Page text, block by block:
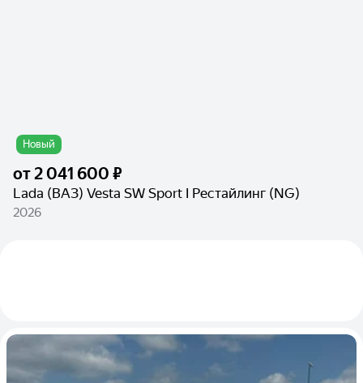
Новый
от2 041 600 ₽
Lada (ВАЗ) Vesta SW Sport I Рестайлинг (NG)
2026